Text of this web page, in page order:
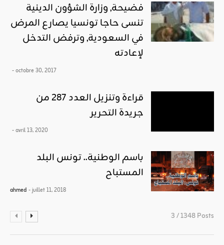
فضيحة, وزارة الشؤون الدينية
تنسى حاجا تونسيا يصارع المرض
في السعودية, وترفض التدخل
لإعادته
- octobre 30, 2017
قراءة وتنزيل العدد 287 من
جريدة التحرير
- avril 13, 2020
باسم الوطنية.. تونس البلد
المستباح
ahmed - juillet 11, 2018
3 / 1348 Posts